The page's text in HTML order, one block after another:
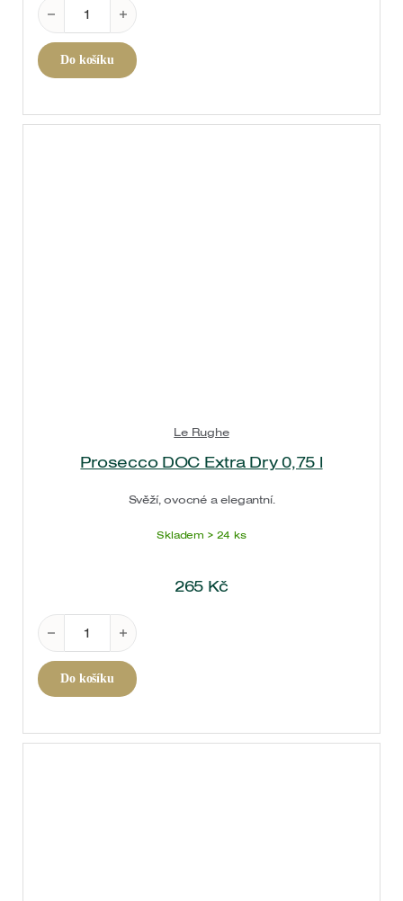
Prosecco DOC Brut 0,75 l množství
Do košíku
Le Rughe
Prosecco DOC Extra Dry 0,75 l
Svěží, ovocné a elegantní.
Skladem > 24 ks
265 Kč
Prosecco DOC Extra Dry 0,75 l množství
Do košíku